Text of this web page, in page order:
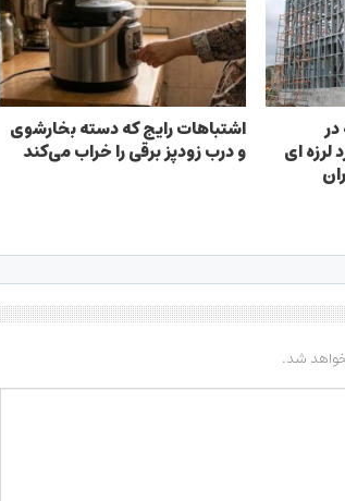
در
لرزه ای
اشتباهات رایج که دسته بخارشوی
و درب زودپز برقی را خراب می‌کند
شد.